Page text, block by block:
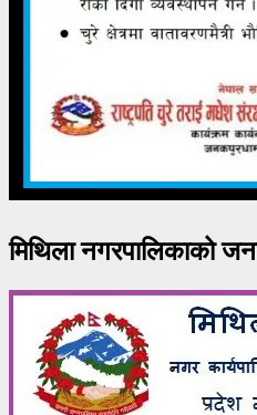
मिथिला नगरपालिकाको